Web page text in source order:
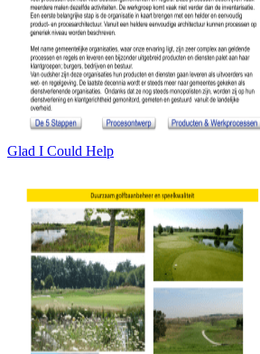
Glad I Could Help